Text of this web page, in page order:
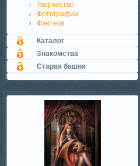
Творчество
Фотографии
Фэнтези
Каталог
Знакомства
Старая башня